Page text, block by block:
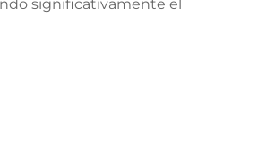
significativamente el